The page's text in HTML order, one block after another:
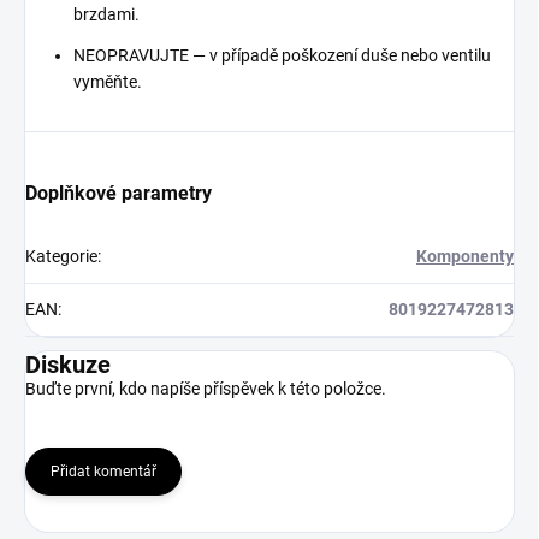
brzdami.
NEOPRAVUJTE — v případě poškození duše nebo ventilu
vyměňte.
Doplňkové parametry
Kategorie: Komponenty
EAN: 8019227472813
Diskuze
Buďte první, kdo napíše příspěvek k této položce.
Přidat komentář